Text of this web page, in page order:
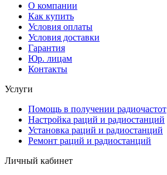
О компании
Как купить
Условия оплаты
Условия доставки
Гарантия
Юр. лицам​
Контакты
Услуги
Помощь в получении радиочастот
Настройка раций и радиостанций
Установка раций и радиостанций
Ремонт раций и радиостанций
Личный кабинет